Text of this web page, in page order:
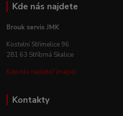
Kde nás najdete
Brouk servis JMK
Kostelní Střimelice 96
281 63 Stříbrná Skalice
Kde nás najdete? (mapa)
Kontakty